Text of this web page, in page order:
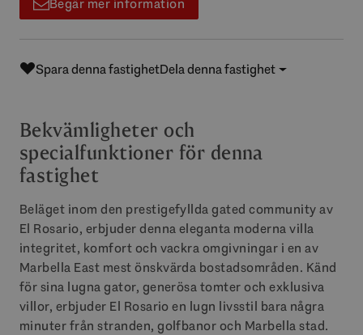
Begär mer information
Spara denna fastighetDela denna fastighet
Bekvämligheter och
specialfunktioner för denna
fastighet
Beläget inom den prestigefyllda gated community av
El Rosario, erbjuder denna eleganta moderna villa
integritet, komfort och vackra omgivningar i en av
Marbella East mest önskvärda bostadsområden. Känd
för sina lugna gator, generösa tomter och exklusiva
villor, erbjuder El Rosario en lugn livsstil bara några
minuter från stranden, golfbanor och Marbella stad.